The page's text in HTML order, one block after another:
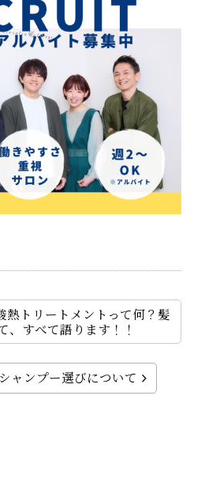
熱トリートメントって何？髪
、すべて語ります！！
ャンプー選びについて